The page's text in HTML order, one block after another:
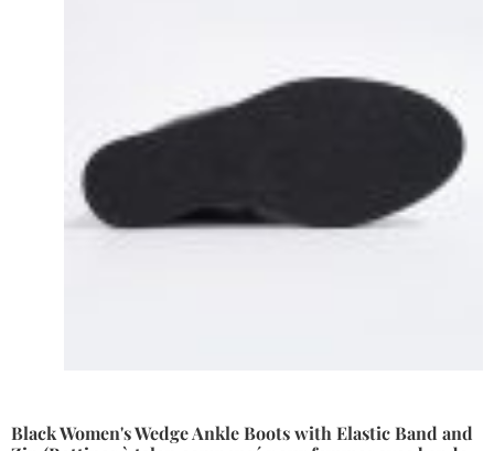
Black Women's Wedge Ankle Boots with Elastic Band and